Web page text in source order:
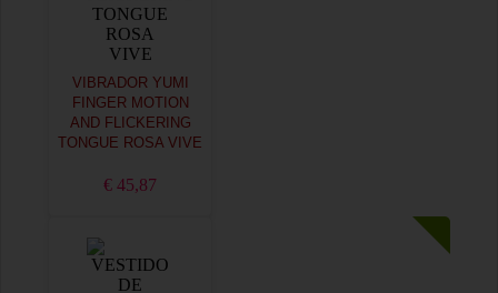
VIBRADOR YUMI
FINGER MOTION
AND FLICKERING
TONGUE ROSA VIVE
€ 45,87